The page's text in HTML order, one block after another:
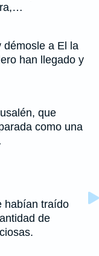
démosle a El la
han llegado y
que
como una
habían traído
de